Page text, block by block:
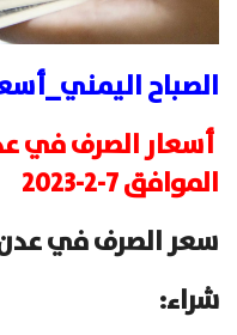
الصباح
أسعار الصرف في
الموافق 7-2-2023
سعر الصرف في
شراء: